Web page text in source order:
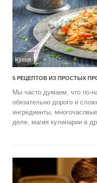
Кухня
5 РЕЦЕПТОВ ИЗ ПРОСТЫХ
Мы часто думаем, что по-
обязательно дорого и
ингредиенты,
деле, магия кулинарии в